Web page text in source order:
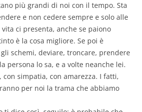
più grandi di noi con il tempo. Sta
e non cedere sempre e solo alle
ci presenta, anche se paiono
è la cosa migliore. Se poi è
schemi, deviare, troncare, prendere
persona lo sa, e a volte neanche lei.
con simpatia, con amarezza. I fatti,
per noi la trama che abbiamo